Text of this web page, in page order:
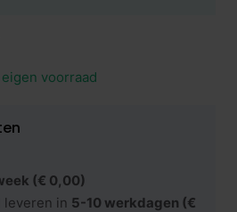
voorraad
(€ 0,00)
leveren in 5-10 werkdagen (€